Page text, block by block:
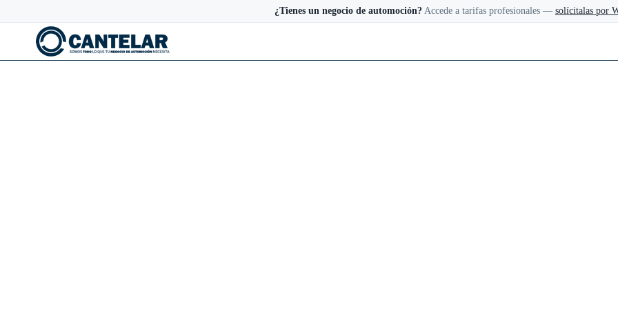
¿Tienes un negocio de automoción? Accede a tarifas profesionales — solícitalas por